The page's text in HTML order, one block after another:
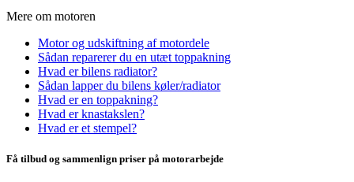
Mere om motoren
Motor og udskiftning af motordele
Sådan reparerer du en utæt toppakning
Hvad er bilens radiator?
Sådan lapper du bilens køler/radiator
Hvad er en toppakning?
Hvad er knastakslen?
Hvad er et stempel?
Få tilbud og sammenlign priser på motorarbejde